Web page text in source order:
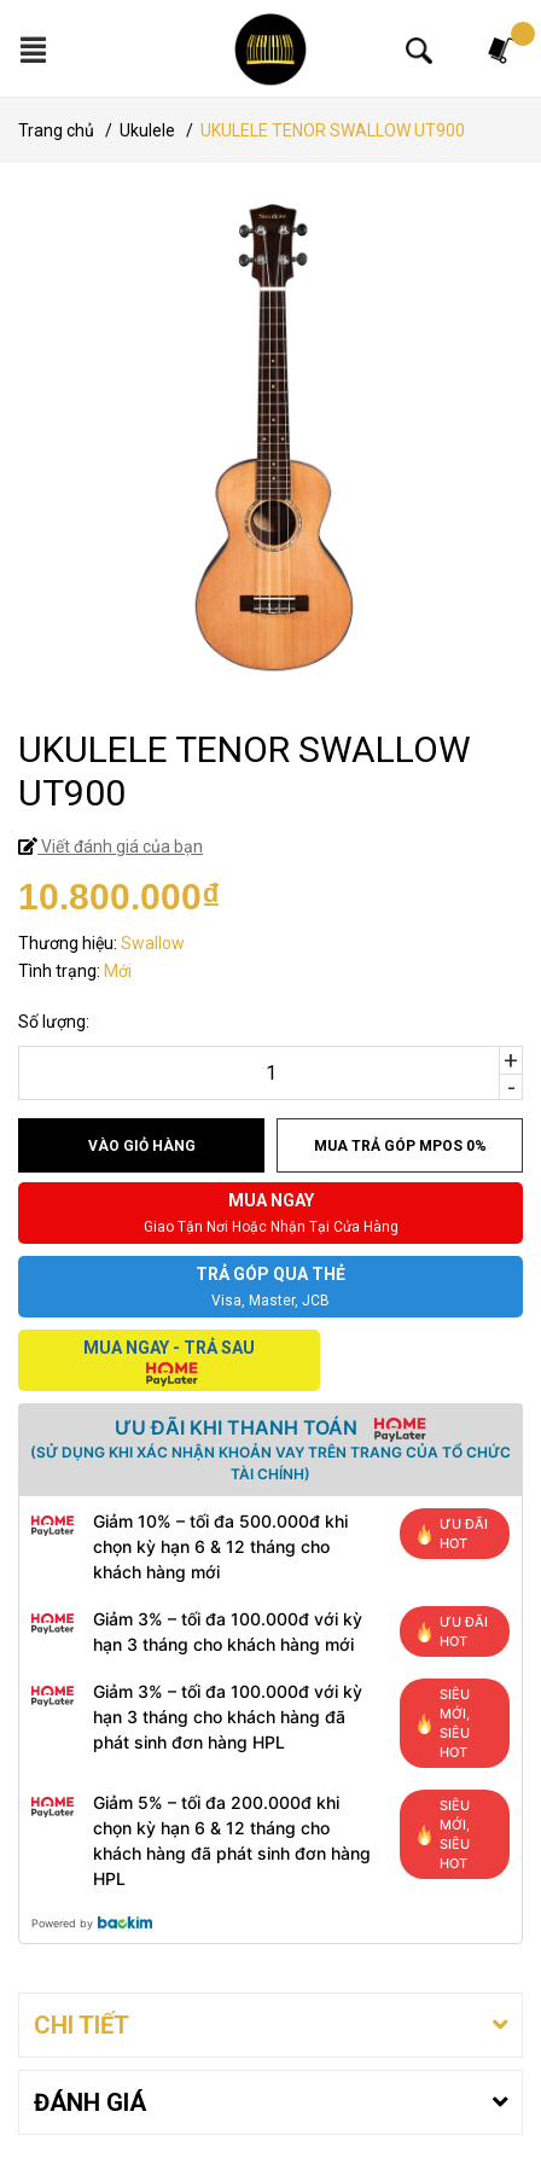
Trang chủ / Ukulele / UKULELE TENOR SWALLOW UT900
UKULELE TENOR SWALLOW
UT900
Viết đánh giá của bạn
10.800.000₫
Thương hiệu: Swallow
Tình trạng: Mới
Số lượng:
-
+
VÀO GIỎ HÀNG MUA TRẢ GÓP MPOS 0%
MUA NGAY
Giao Tận Nơi Hoặc Nhận Tại Cửa Hàng
TRẢ GÓP QUA THẺ
Visa, Master, JCB
MUA NGAY - TRẢ SAU
ƯU ĐÃI KHI THANH TOÁN
(SỬ DỤNG KHI XÁC NHẬN KHOẢN VAY TRÊN TRANG CỦA TỔ CHỨC
TÀI CHÍNH)
Giảm 10% – tối đa 500.000đ khi
chọn kỳ hạn 6 & 12 tháng cho
khách hàng mới
ƯU ĐÃI
HOT
Giảm 3% – tối đa 100.000đ với kỳ
hạn 3 tháng cho khách hàng mới
ƯU ĐÃI
HOT
Giảm 3% – tối đa 100.000đ với kỳ
hạn 3 tháng cho khách hàng đã
phát sinh đơn hàng HPL
SIÊU
MỚI,
SIÊU
HOT
Giảm 5% – tối đa 200.000đ khi
chọn kỳ hạn 6 & 12 tháng cho
khách hàng đã phát sinh đơn hàng
HPL
SIÊU
MỚI,
SIÊU
HOT
Powered by
CHI TIẾT
ĐÁNH GIÁ